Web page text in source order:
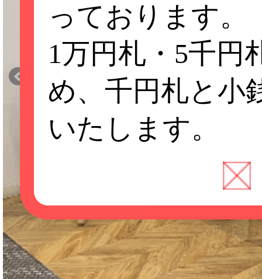
っております。
1万円札・5千円
め、千円札と小
いたします。